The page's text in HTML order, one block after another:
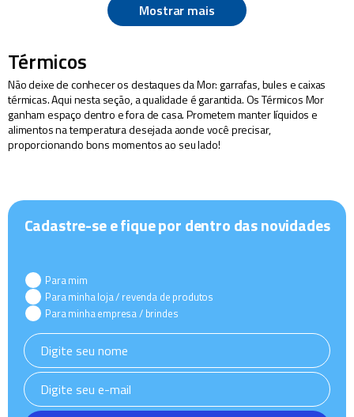
Mostrar mais
Térmicos
Não deixe de conhecer os destaques da Mor: garrafas, bules e caixas
térmicas. Aqui nesta seção, a qualidade é garantida. Os Térmicos Mor
ganham espaço dentro e fora de casa. Prometem manter líquidos e
alimentos na temperatura desejada aonde você precisar,
proporcionando bons momentos ao seu lado!
Cadastre-se e fique por dentro das novidades
Para mim
Para minha loja / revenda de produtos
Para minha empresa / brindes